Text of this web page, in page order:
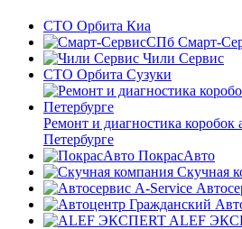
СТО Орбита Киа
Смарт-
Чили Сервис
СТО Орбита Сузуки
Ремонт и диагностика коробок
Петербурге
ПокрасАвто
Скучная
ALEF